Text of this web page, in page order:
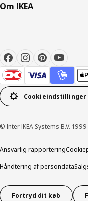
Om IKEA
Cookieindstillinger
© Inter IKEA Systems B.V.
Ansvarlig rapportering
Håndtering af persondata
Fortryd dit køb